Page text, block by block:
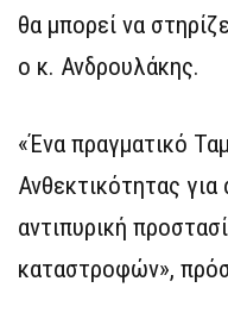
θα μπορεί να
ο κ. Ανδρουλάκης.
«Ένα πραγματικό
Ανθεκτικότητας για
αντιπυρική
καταστροφών»,